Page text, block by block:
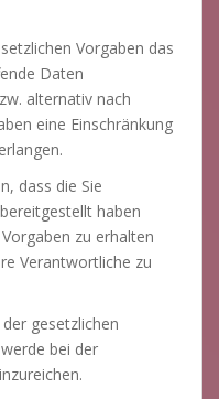
Vorgaben das
Daten
alternativ nach
eine Einschränkung
dass die Sie
haben
zu erhalten
Verantwortliche zu
gesetzlichen
bei der